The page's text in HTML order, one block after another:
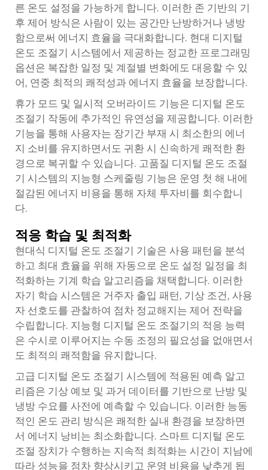
른 온도 설정을 가능하게 합니다. 이러한 존 기반의 기
후 제어 방식은 사람이 있는 공간만 난방하거나 냉방
함으로써 에너지 효율을 극대화합니다. 현대 디지털
온도 조절기 시스템에서 제공하는 정교한 프로그래밍
옵션은 복잡한 일정 및 계절별 변화에도 대응할 수 있
어, 연중 최적의 쾌적성과 에너지 효율을 보장합니다.
휴가 모드 및 일시적 오버라이드 기능은 디지털 온도
조절기 작동에 추가적인 유연성을 제공합니다. 이러한
기능을 통해 사용자는 장기간 부재 시 최소한의 에너
지 소비를 유지하면서도 귀환 시 신속하게 쾌적한 환
경으로 복귀할 수 있습니다. 고품질 디지털 온도 조절
기 시스템의 지능형 스케줄링 기능은 운영 첫 해 내에
절감된 에너지 비용을 통해 자체 투자비를 회수합니
다.
적응 학습 및 최적화
현대식 디지털 온도 조절기 기술은 사용 패턴을 분석
하고 최대 효율을 위해 자동으로 온도 설정 일정을 최
적화하는 기계 학습 알고리즘을 채택합니다. 이러한
자기 학습 시스템은 거주자 출입 패턴, 기상 조건, 사용
자 선호도를 관찰하여 점차 정교해지는 제어 전략을
수립합니다. 지능형 디지털 온도 조절기의 적응 능력
은 수시로 이루어지는 수동 조정의 필요성을 없애면서
도 최적의 쾌적함을 유지합니다.
고급 디지털 온도 조절기 시스템에 적용된 예측 알고
리즘은 기상 예보 및 과거 데이터를 기반으로 난방 및
냉방 수요를 사전에 예측할 수 있습니다. 이러한 능동
적인 온도 관리 방식은 쾌적한 실내 환경을 보장하면
서 에너지 낭비는 최소화합니다. 스마트 디지털 온도
조절 장치가 수행하는 지속적 최적화는 시간이 지남에
따라 성능을 점차 향상시키고 운영 비용을 낮추게 됩